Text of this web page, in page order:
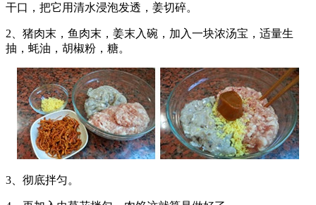
干口，把它用清水浸泡发透，姜切碎。
2、猪肉末，鱼肉末，姜末入碗，加入一块浓汤宝，适量生
抽，蚝油，胡椒粉，糖。
3、彻底拌匀。